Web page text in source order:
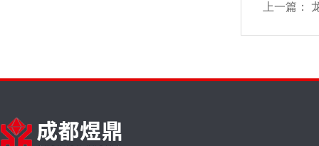
上一篇：